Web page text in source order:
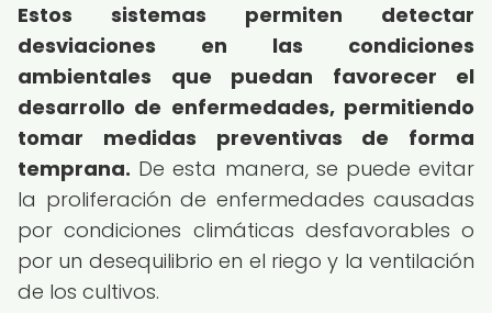
Estos sistemas permiten detectar
desviaciones en las condiciones
ambientales que puedan favorecer el
desarrollo de enfermedades, permitiendo
tomar medidas preventivas de forma
temprana. De esta manera, se puede evitar
la proliferación de enfermedades causadas
por condiciones climáticas desfavorables o
por un desequilibrio en el riego y la ventilación
de los cultivos.